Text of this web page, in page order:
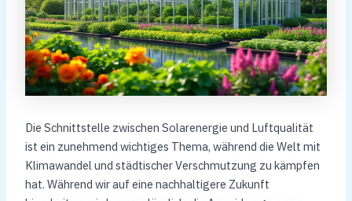
Die Schnittstelle zwischen Solarenergie und Luftqualität
ist ein zunehmend wichtiges Thema, während die Welt mit
Klimawandel und städtischer Verschmutzung zu kämpfen
hat. Während wir auf eine nachhaltigere Zukunft